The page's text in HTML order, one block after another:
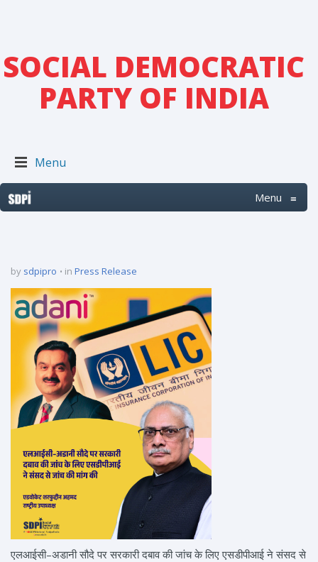
SOCIAL DEMOCRATIC
PARTY OF INDIA
Menu
Menu ≡
by sdpipro in Press Release
एलआईसी–अडानी सौदे पर सरकारी दबाव की जांच के लिए एसडीपीआई ने संसद से